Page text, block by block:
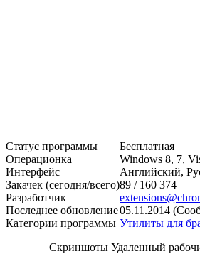
Статус программы
Бесплатная
Операционка
Windows 8, 7,
Интерфейс
Английский,
Закачек (сегодня/всего)89 / 160 374
Разработчик
Последнее обновление05.11.2014
Категории программы Утилиты для
Скриншоты Удаленный